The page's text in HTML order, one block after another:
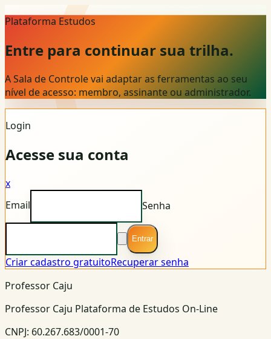
Plataforma Estudos
Entre para continuar sua trilha.
A Sala de Controle vai adaptar as ferramentas ao seu
nível de acesso: membro, assinante ou administrador.
Login
Acesse sua conta
x
Email
Senha
Entrar
Criar cadastro gratuitoRecuperar senha
Professor Caju
Professor Caju Plataforma de Estudos On-Line
CNPJ: 60.267.683/0001-70